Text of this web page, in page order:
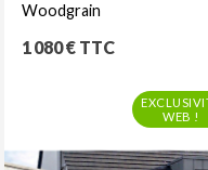
Woodgrain
Prix
1 080 € TTC
WEB !